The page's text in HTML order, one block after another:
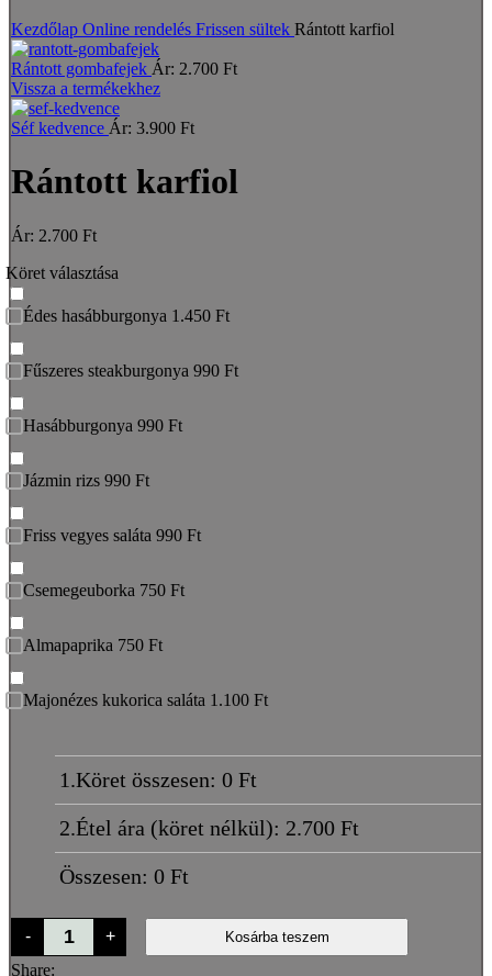
Kezdőlap Online rendelés Frissen sültek Rántott karfiol
Rántott gombafejek Ár: 2.700 Ft
Vissza a termékekhez
Séf kedvence Ár: 3.900 Ft
Rántott karfiol
Ár: 2.700 Ft
Köret választása
Édes hasábburgonya 1.450 Ft
Fűszeres steakburgonya 990 Ft
Hasábburgonya 990 Ft
Jázmin rizs 990 Ft
Friss vegyes saláta 990 Ft
Csemegeuborka 750 Ft
Almapaprika 750 Ft
Majonézes kukorica saláta 1.100 Ft
1.Köret összesen: 0 Ft
2.Étel ára (köret nélkül): 2.700 Ft
Összesen: 0 Ft
-
Rántott
karfiol
mennyiség
+ Kosárba teszem
Share: